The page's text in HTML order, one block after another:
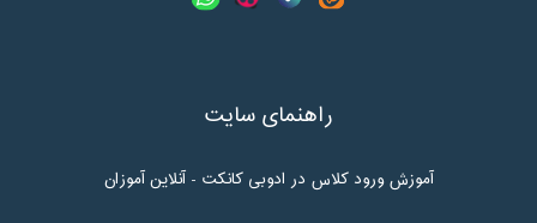
راهنمای سایت
آموزش ورود کلاس در ادوبی کانکت - آنلاین آموزان